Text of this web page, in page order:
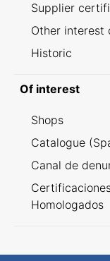
Supplier
Other interest
Historic
Of interest
Shops
Catalogue
Canal de
Homologados